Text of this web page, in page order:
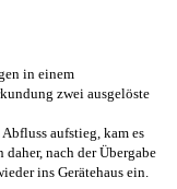
in einem
zwei ausgelöste
aufstieg, kam es
nach der Übergabe
ins Gerätehaus ein.